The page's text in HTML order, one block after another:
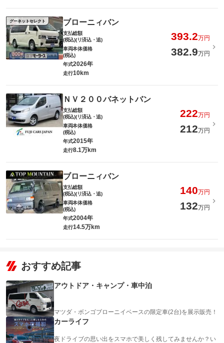
グーネットセレクト ブローニィバン
支払総額
(税込)(リ済込・追)
393.2万円
車両本体価格
(税込)
382.9万円
年式2026年
走行10km
ＮＶ２００バネットバン
支払総額
(税込)(リ済込・追)
222万円
車両本体価格
(税込)
212万円
年式2015年
走行8.1万km
ブローニィバン
支払総額
(税込)(リ済込・追)
140万円
車両本体価格
(税込)
132万円
年式2004年
走行14.5万km
おすすめ記事
アウトドア・キャンプ・車中泊
マツダ・ボンゴブローニイベースの限定車(2台)を展示販売！
カーライフ
夜ドライブの思い出をスマホで美しく残してみませんか？い